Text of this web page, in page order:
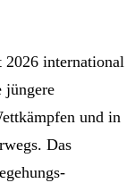
2026 international
und in
Das